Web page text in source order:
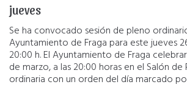
jueves
Se ha convocado sesión de pleno
Ayuntamiento de Fraga para este jueves
20:00 h. El Ayuntamiento de Fraga
de marzo, a las 20:00 horas en el Salón de
ordinaria con un orden del día marcado